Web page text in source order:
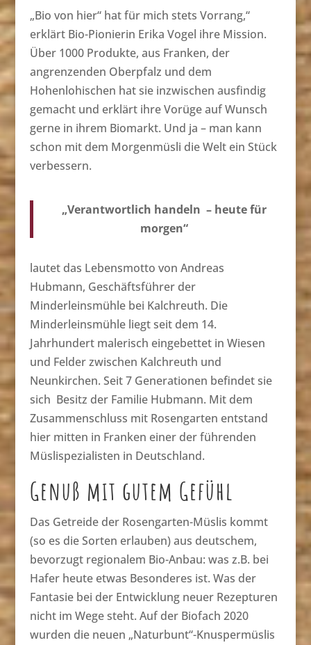
„Bio von hier“ hat für mich stets Vorrang,“
erklärt Bio-Pionierin Erika Vogel ihre Mission.
Über 1000 Produkte, aus Franken, der
angrenzenden Oberpfalz und dem
Hohenlohischen hat sie inzwischen ausfindig
gemacht und erklärt ihre Vorüge auf Wunsch
gerne in ihrem Biomarkt. Und ja – man kann
schon mit dem Morgenmüsli die Welt ein Stück
verbessern.
„Verantwortlich handeln – heute für
morgen“
lautet das Lebensmotto von Andreas
Hubmann, Geschäftsführer der
Minderleinsmühle bei Kalchreuth. Die
Minderleinsmühle liegt seit dem 14.
Jahrhundert malerisch eingebettet in Wiesen
und Felder zwischen Kalchreuth und
Neunkirchen. Seit 7 Generationen befindet sie
sich Besitz der Familie Hubmann. Mit dem
Zusammenschluss mit Rosengarten entstand
hier mitten in Franken einer der führenden
Müslispezialisten in Deutschland.
Genuß mit gutem Gefühl
Das Getreide der Rosengarten-Müslis kommt
(so es die Sorten erlauben) aus deutschem,
bevorzugt regionalem Bio-Anbau: was z.B. bei
Hafer heute etwas Besonderes ist. Was der
Fantasie bei der Entwicklung neuer Rezepturen
nicht im Wege steht. Auf der Biofach 2020
wurden die neuen „Naturbunt“-Knuspermüslis